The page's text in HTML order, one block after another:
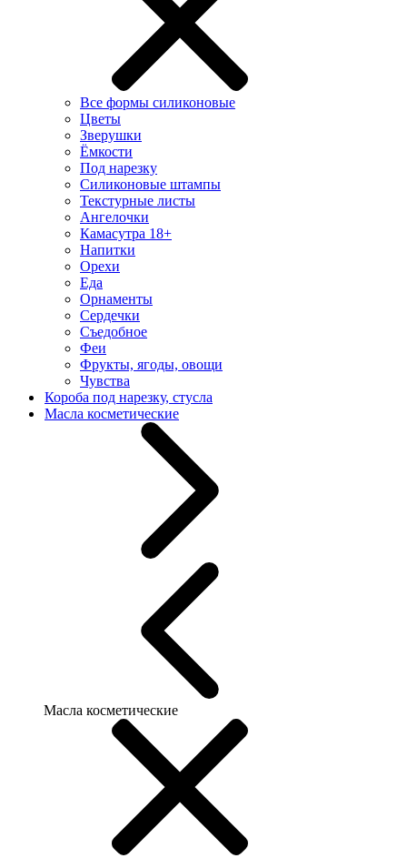
Все формы силиконовые
Цветы
Зверушки
Ёмкости
Под нарезку
Силиконовые штампы
Текстурные листы
Ангелочки
Камасутра 18+
Напитки
Орехи
Еда
Орнаменты
Сердечки
Съедобное
Феи
Фрукты, ягоды, овощи
Чувства
Короба под нарезку, стусла
Масла косметические
Масла косметические